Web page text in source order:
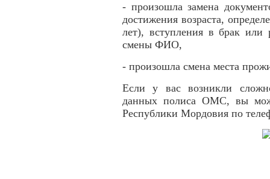
- произошла замена
достижения возраста,
лет), вступления в брак или
смены ФИО,
- произошла смена места
Если у вас возникли
данных полиса ОМС, вы
Республики Мордовия по